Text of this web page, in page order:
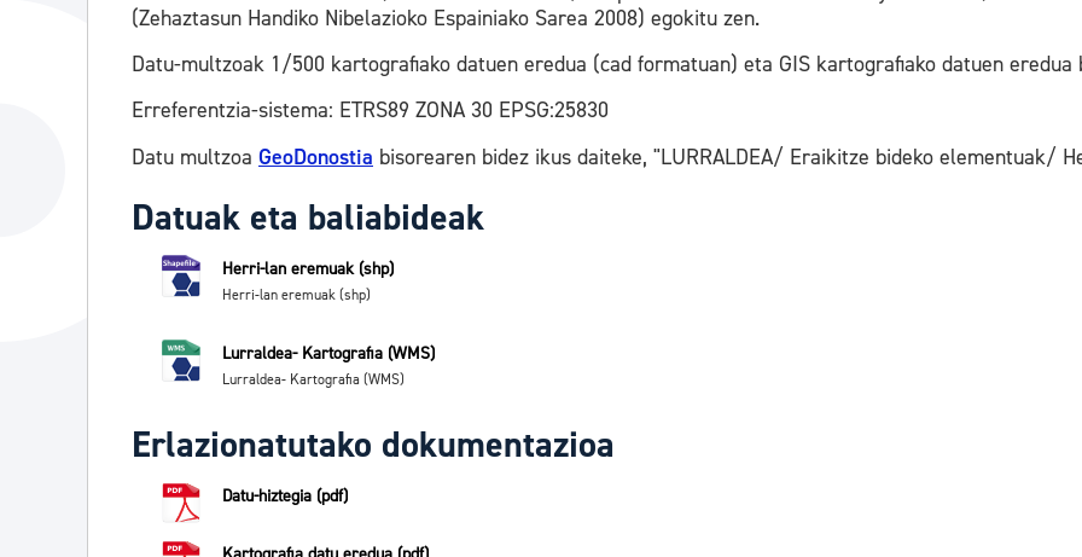
(Zehaztasun Handiko Nibelazioko Espainiako Sarea 2008) egokitu zen.
Datu-multzoak 1/500 kartografiako datuen eredua (cad formatuan) eta GIS kartografiako datuen eredua
Erreferentzia-sistema: ETRS89 ZONA 30 EPSG:25830
Datu multzoa GeoDonostia bisorearen bidez ikus daiteke, "LURRALDEA/ Eraikitze bideko elementuak/
Datuak eta baliabideak
Herri-lan eremuak (shp)
Herri-lan eremuak (shp)
Lurraldea- Kartografia (WMS)
Lurraldea- Kartografia (WMS)
Erlazionatutako dokumentazioa
Datu-hiztegia (pdf)